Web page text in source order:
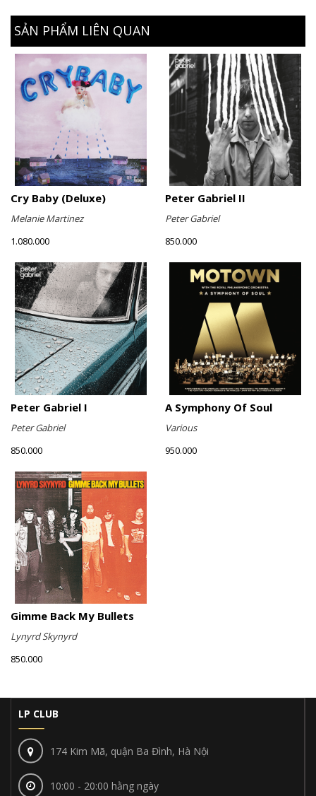
SẢN PHẨM LIÊN QUAN
Cry Baby (Deluxe)
Melanie Martinez
1.080.000
Peter Gabriel II
Peter Gabriel
850.000
Peter Gabriel I
Peter Gabriel
850.000
A Symphony Of Soul
Various
950.000
Gimme Back My Bullets
Lynyrd Skynyrd
850.000
LP CLUB
174 Kim Mã, quận Ba Đình, Hà Nội
10:00 - 20:00 hằng ngày